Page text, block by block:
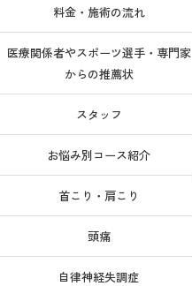
料金・施術の流れ
医療関係者やスポーツ選手・専門家
からの推薦状
スタッフ
お悩み別コース紹介
首こり・肩こり
頭痛
自律神経失調症